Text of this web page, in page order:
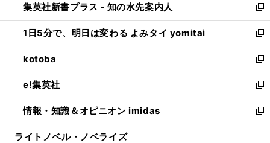
く
ド
ウ
で
開
く
ィ
ン
ド
ウ
で
開
く
い
ウ
ィ
ン
ド
ウ
で
開
く
集英社新書プラス - 知の水先案内人
新
し
い
ウ
ィ
ン
ド
ウ
で
開
1日5分で、明日は変わる よみタイ yomitai
新
し
い
ウ
ィ
ン
ド
ウ
kotoba
新
し
い
ウ
ィ
ン
e!集英社
新
し
い
ウ
情報・知識＆オピニオン imidas
新
し
ライトノベル・ノベライズ